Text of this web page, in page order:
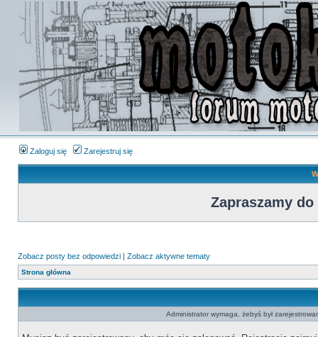
Zaloguj się Zarejestruj się
Zapraszamy do
Zobacz posty bez odpowiedzi | Zobacz aktywne tematy
Strona główna
Administrator wymaga, żebyś był